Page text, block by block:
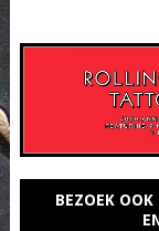
BEZOEK